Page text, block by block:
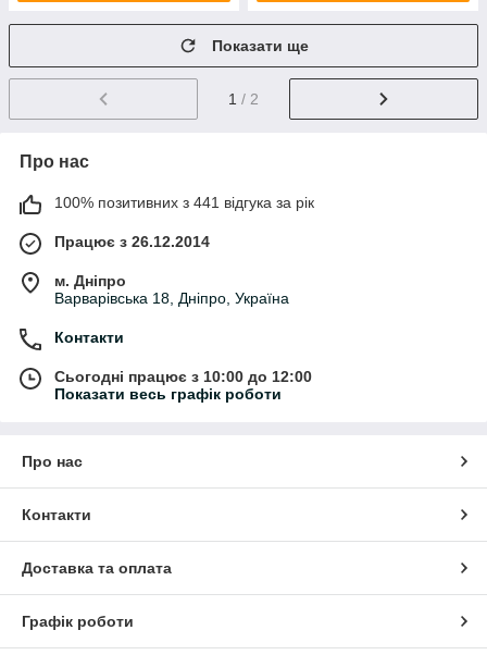
Показати ще
1 / 2
Про нас
100% позитивних з 441 відгука за рік
Працює з 26.12.2014
м. Дніпро
Варварівська 18, Дніпро, Україна
Контакти
Сьогодні працює з 10:00 до 12:00
Показати весь графік роботи
Про нас
Контакти
Доставка та оплата
Графік роботи